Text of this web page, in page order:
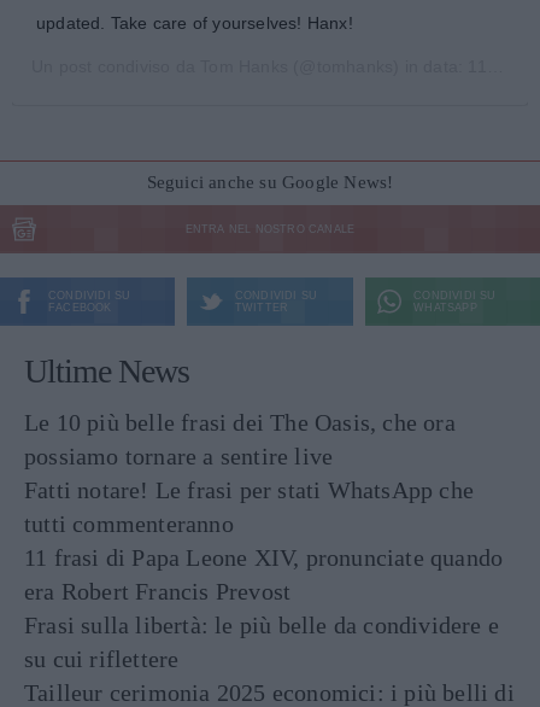
updated. Take care of yourselves! Hanx!
Seguici anche su Google News!
ENTRA NEL NOSTRO CANALE
CONDIVIDI SU
FACEBOOK
CONDIVIDI SU
TWITTER
CONDIVIDI SU
WHATSAPP
Ultime News
Le 10 più belle frasi dei The Oasis, che ora
possiamo tornare a sentire live
Fatti notare! Le frasi per stati WhatsApp che
tutti commenteranno
11 frasi di Papa Leone XIV, pronunciate quando
era Robert Francis Prevost
Frasi sulla libertà: le più belle da condividere e
su cui riflettere
Tailleur cerimonia 2025 economici: i più belli di